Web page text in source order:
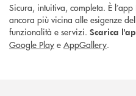
Sicura, intuitiva, completa. È
ancora più vicina alle esigenze
funzionalità e servizi. Scarica
Google Play e AppGallery.